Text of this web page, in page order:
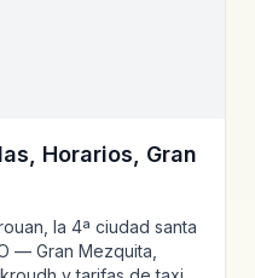
Horarios, Gran
la 4ª ciudad santa
— Gran Mezquita,